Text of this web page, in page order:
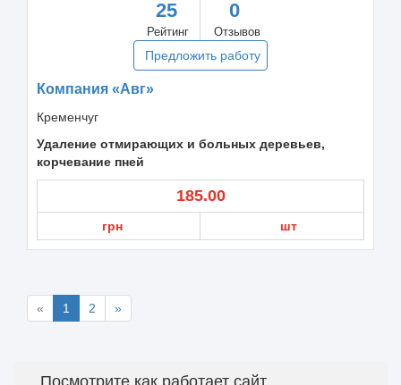
25
Рейтинг
0
Отзывов
Предложить работу
Компания «Авг»
Кременчуг
Удаление отмирающих и больных деревьев,
корчевание пней
185.00
грн шт
« 1 2 »
Посмотрите как работает сайт